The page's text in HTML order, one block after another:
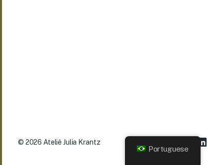
© 2026 Ateliê Julia Krantz
Portuguese